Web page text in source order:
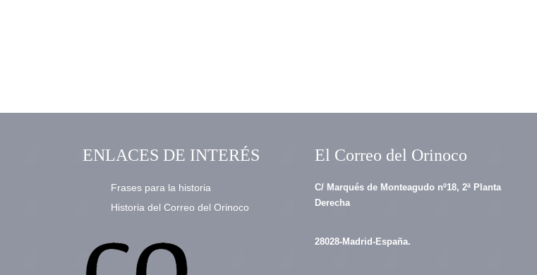
ENLACES DE INTERÉS
Frases para la historia
Historia del Correo del Orinoco
El Correo del Orinoco
C/ Marqués de Monteagudo nº18, 2ª Planta
Derecha
28028-Madrid-España.